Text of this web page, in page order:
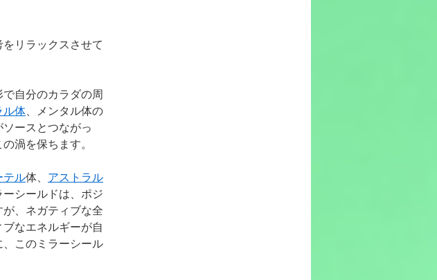
リラックスさせて
自分のカラダの周
ル体 、メンタル体の
ースとつながっ
渦を保ちます。
テル体、 アストラル
シールドは、ポジ
、ネガティブな全
なエネルギーが自
このミラーシール